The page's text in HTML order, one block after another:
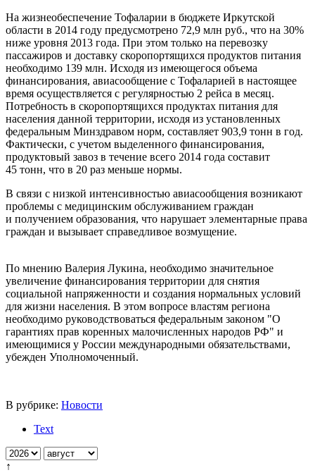
На жизнеобеспечение Тофаларии в бюджете Иркутской
области в 2014 году предусмотрено 72,9 млн руб., что на 30%
ниже уровня 2013 года. При этом только на перевозку
пассажиров и доставку скоропортящихся продуктов питания
необходимо 139 млн. Исходя из имеющегося объема
финансирования, авиасообщение с Тофаларией в настоящее
время осуществляется с регулярностью 2 рейса в месяц.
Потребность в скоропортящихся продуктах питания для
населения данной территории, исходя из установленных
федеральным Минздравом норм, составляет 903,9 тонн в год.
Фактически, с учетом выделенного финансирования,
продуктовый завоз в течение всего 2014 года составит
45 тонн, что в 20 раз меньше нормы.
В связи с низкой интенсивностью авиасообщения возникают
проблемы с медицинским обслуживанием граждан
и получением образования, что нарушает элементарные права
граждан и вызывает справедливое возмущение.
По мнению Валерия Лукина, необходимо значительное
увеличение финансирования территории для снятия
социальной напряженности и создания нормальных условий
для жизни населения. В этом вопросе властям региона
необходимо руководствоваться федеральным законом "О
гарантиях прав коренных малочисленных народов РФ" и
имеющимися у России международными обязательствами,
убежден Уполномоченный.
В рубрике: Новости
Text
↑